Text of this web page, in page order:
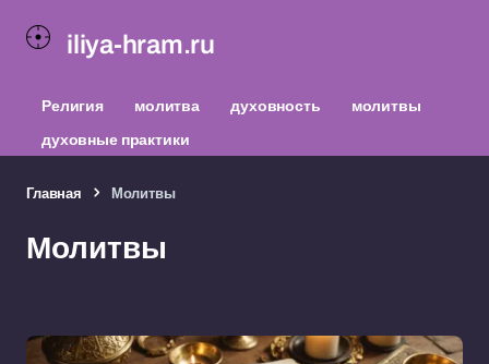
iliya-hram.ru
Религия молитва духовность
молитвы
духовные практики
Главная Молитвы
Молитвы